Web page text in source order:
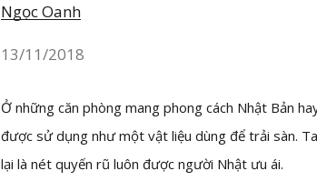
Ngọc Oanh
13/11/2018
Ở những căn phòng mang phong cách Nhật Bản
được sử dụng như một vật liệu dùng để trải sàn.
lại là nét quyến rũ luôn được người Nhật ưu ái.